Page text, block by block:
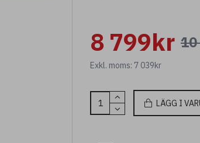
8 799kr
Exkl. moms: 7 039kr
LÄGG I